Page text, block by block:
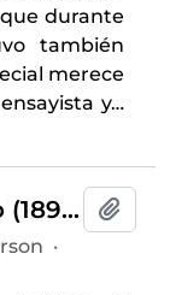
durante
también
merece
y…
Giménez Caballero, Ernesto (1899-1988)
·